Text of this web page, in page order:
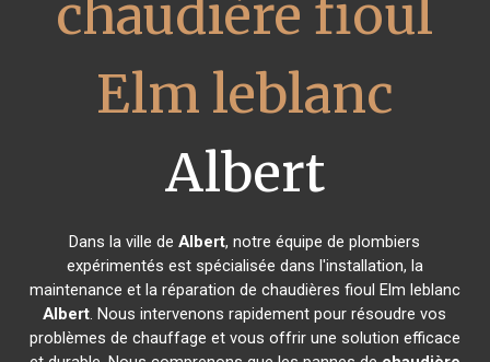
chaudière fioul
Elm leblanc
Albert
Dans la ville deAlbert, notre équipe de plombiers
expérimentés est spécialisée dans l'installation, la
maintenance et la réparation de chaudières fioul Elm leblanc
Albert. Nous intervenons rapidement pour résoudre vos
problèmes de chauffage et vous offrir une solution efficace